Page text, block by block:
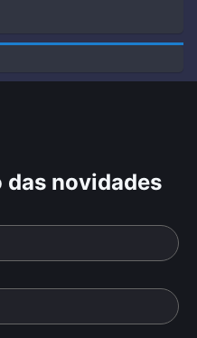
das novidades